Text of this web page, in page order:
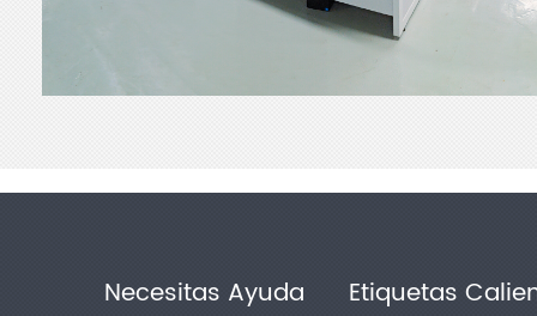
Necesitas Ayuda Etiquetas